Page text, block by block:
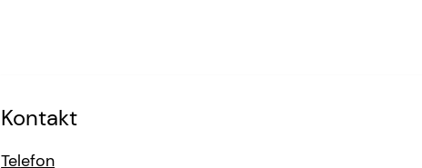
Kontakt
Telefon